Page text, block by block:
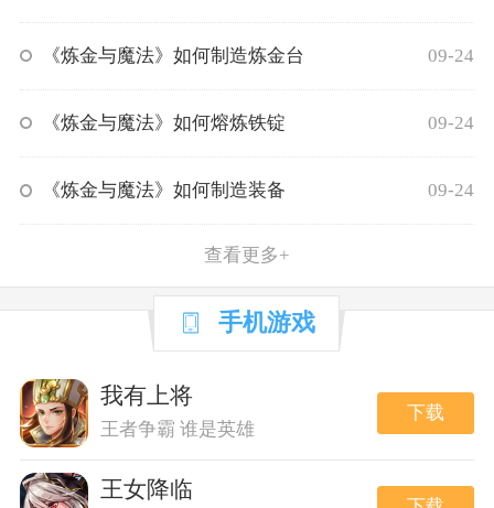
《炼金与魔法》如何制造炼金台 09-24
《炼金与魔法》如何熔炼铁锭 09-24
《炼金与魔法》如何制造装备 09-24
查看更多+
手机游戏
我有上将
王者争霸 谁是英雄
下载
王女降临